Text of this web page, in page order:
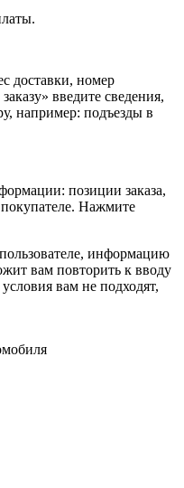
доставки, номер
введите сведения,
например: подъезды в
позиции заказа,
Нажмите
информацию
вам повторить к вводу
вам не подходят,